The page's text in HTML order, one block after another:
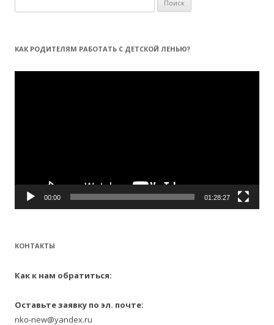
а
т
:
КАК РОДИТЕЛЯМ РАБОТАТЬ С ДЕТСКОЙ ЛЕНЬЮ?
Видеоплеер
00:00 01:28:27
КОНТАКТЫ
Как к нам обратиться:
Оставьте заявку по эл. почте:
nko-new@yandex.ru